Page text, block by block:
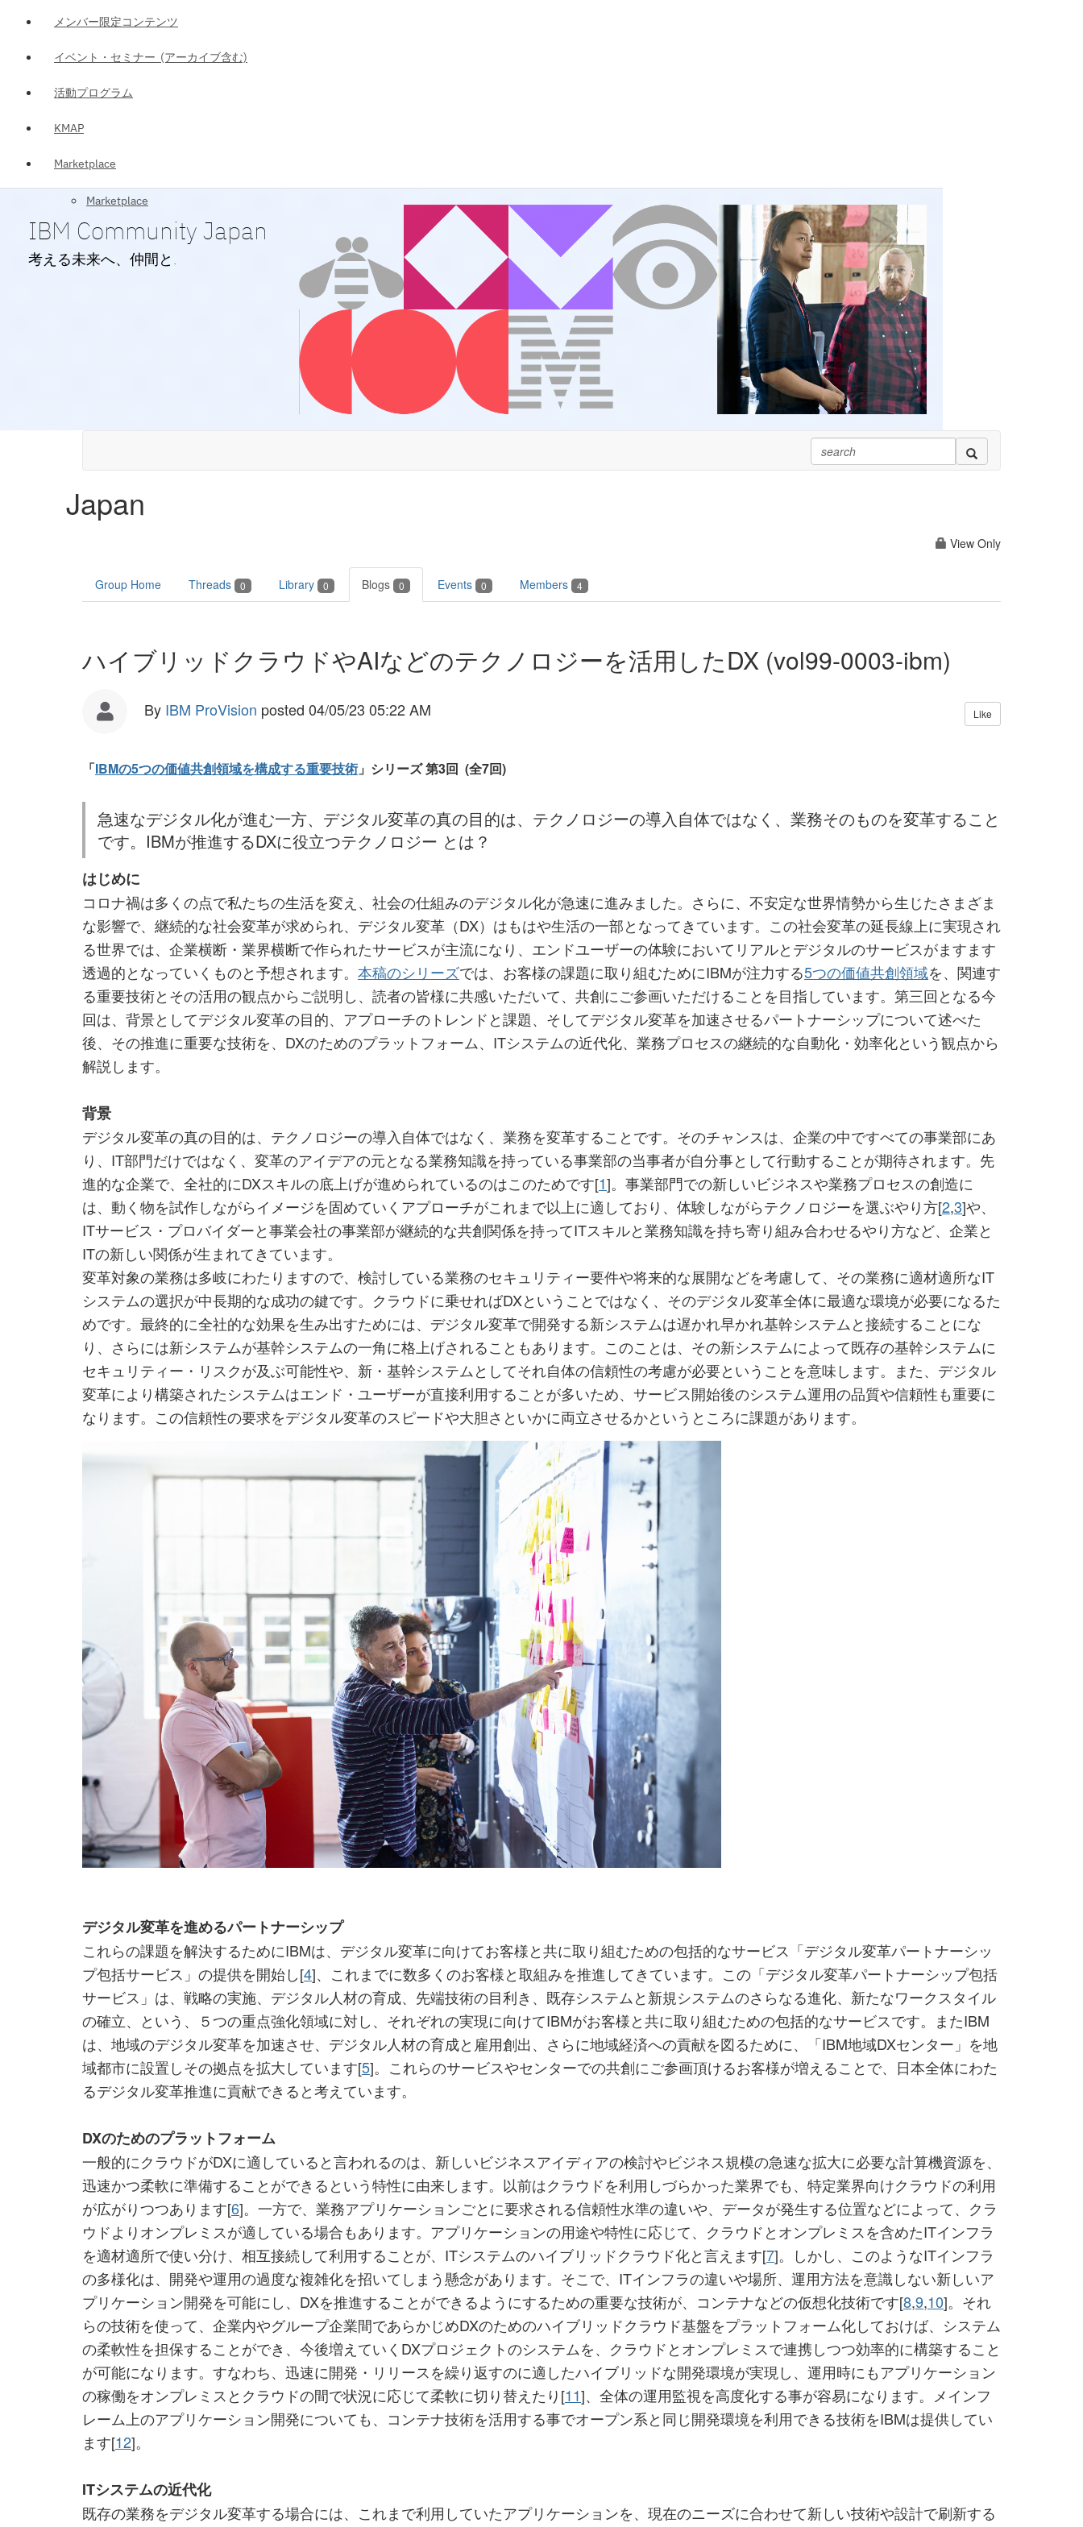
メンバー限定コンテンツ
イベント・セミナー (アーカイブ含む)
活動プログラム
KMAP
Marketplace
Marketplace
IBM Community Japan
考える未来へ、仲間と.
Japan
View Only
Group Home Threads 0 Library 0 Blogs 0 Events 0 Members 4
ハイブリッドクラウドやAIなどのテクノロジーを活用したDX (vol99-0003-ibm)
By IBM ProVision posted 04/05/23 05:22 AM Like
「IBMの5つの価値共創領域を構成する重要技術 」シリーズ 第3回 (全7回)
急速なデジタル化が進む一方、デジタル変革の真の目的は、テクノロジーの導入自体ではなく、業務そのものを変革すること
です。IBMが推進するDXに役立つテクノロジー とは？
はじめに
コロナ禍は多くの点で私たちの生活を変え、社会の仕組みのデジタル化が急速に進みました。さらに、不安定な世界情勢から生じたさまざま
な影響で、継続的な社会変革が求められ、デジタル変革（DX）はもはや生活の一部となってきています。この社会変革の延長線上に実現され
る世界では、企業横断・業界横断で作られたサービスが主流になり、エンドユーザーの体験においてリアルとデジタルのサービスがますます
透過的となっていくものと予想されます。 本稿のシリーズでは、お客様の課題に取り組むためにIBMが注力する5つの価値共創領域を、関連す
る重要技術とその活用の観点からご説明し、読者の皆様に共感いただいて、共創にご参画いただけることを目指しています。第三回となる今
回は、背景としてデジタル変革の目的、アプローチのトレンドと課題、そしてデジタル変革を加速させるパートナーシップについて述べた
後、その推進に重要な技術を、DXのためのプラットフォーム、ITシステムの近代化、業務プロセスの継続的な自動化・効率化という観点から
解説します。
背景
デジタル変革の真の目的は、テクノロジーの導入自体ではなく、業務を変革することです。そのチャンスは、企業の中ですべての事業部にあ
り、IT部門だけではなく、変革のアイデアの元となる業務知識を持っている事業部の当事者が自分事として行動することが期待されます。先
進的な企業で、全社的にDXスキルの底上げが進められているのはこのためです[1]。事業部門での新しいビジネスや業務プロセスの創造に
は、動く物を試作しながらイメージを固めていくアプローチがこれまで以上に適しており、体験しながらテクノロジーを選ぶやり方[2,3]や、
ITサービス・プロバイダーと事業会社の事業部が継続的な共創関係を持ってITスキルと業務知識を持ち寄り組み合わせるやり方など、企業と
ITの新しい関係が生まれてきています。
変革対象の業務は多岐にわたりますので、検討している業務のセキュリティー要件や将来的な展開などを考慮して、その業務に適材適所なIT
システムの選択が中長期的な成功の鍵です。クラウドに乗せればDXということではなく、そのデジタル変革全体に最適な環境が必要になるた
めです。最終的に全社的な効果を生み出すためには、デジタル変革で開発する新システムは遅かれ早かれ基幹システムと接続することにな
り、さらには新システムが基幹システムの一角に格上げされることもあります。このことは、その新システムによって既存の基幹システムに
セキュリティー・リスクが及ぶ可能性や、新・基幹システムとしてそれ自体の信頼性の考慮が必要ということを意味します。また、デジタル
変革により構築されたシステムはエンド・ユーザーが直接利用することが多いため、サービス開始後のシステム運用の品質や信頼性も重要に
なります。この信頼性の要求をデジタル変革のスピードや大胆さといかに両立させるかというところに課題があります。
デジタル変革を進めるパートナーシップ
これらの課題を解決するためにIBMは、デジタル変革に向けてお客様と共に取り組むための包括的なサービス「デジタル変革パートナーシッ
プ包括サービス」の提供を開始し[4]、これまでに数多くのお客様と取組みを推進してきています。この「デジタル変革パートナーシップ包括
サービス」は、戦略の実施、デジタル人材の育成、先端技術の目利き、既存システムと新規システムのさらなる進化、新たなワークスタイル
の確立、という、５つの重点強化領域に対し、それぞれの実現に向けてIBMがお客様と共に取り組むための包括的なサービスです。またIBM
は、地域のデジタル変革を加速させ、デジタル人材の育成と雇用創出、さらに地域経済への貢献を図るために、「IBM地域DXセンター」を地
域都市に設置しその拠点を拡大しています[5]。これらのサービスやセンターでの共創にご参画頂けるお客様が増えることで、日本全体にわた
るデジタル変革推進に貢献できると考えています。
DXのためのプラットフォーム
一般的にクラウドがDXに適していると言われるのは、新しいビジネスアイディアの検討やビジネス規模の急速な拡大に必要な計算機資源を、
迅速かつ柔軟に準備することができるという特性に由来します。以前はクラウドを利用しづらかった業界でも、特定業界向けクラウドの利用
が広がりつつあります[6]。一方で、業務アプリケーションごとに要求される信頼性水準の違いや、データが発生する位置などによって、クラ
ウドよりオンプレミスが適している場合もあります。アプリケーションの用途や特性に応じて、クラウドとオンプレミスを含めたITインフラ
を適材適所で使い分け、相互接続して利用することが、ITシステムのハイブリッドクラウド化と言えます[7]。しかし、このようなITインフラ
の多様化は、開発や運用の過度な複雑化を招いてしまう懸念があります。そこで、ITインフラの違いや場所、運用方法を意識しない新しいア
プリケーション開発を可能にし、DXを推進することができるようにするための重要な技術が、コンテナなどの仮想化技術です[8,9,10]。それ
らの技術を使って、企業内やグループ企業間であらかじめDXのためのハイブリッドクラウド基盤をプラットフォーム化しておけば、システム
の柔軟性を担保することができ、今後増えていくDXプロジェクトのシステムを、クラウドとオンプレミスで連携しつつ効率的に構築すること
が可能になります。すなわち、迅速に開発・リリースを繰り返すのに適したハイブリッドな開発環境が実現し、運用時にもアプリケーション
の稼働をオンプレミスとクラウドの間で状況に応じて柔軟に切り替えたり[11]、全体の運用監視を高度化する事が容易になります。メインフ
レーム上のアプリケーション開発についても、コンテナ技術を活用する事でオープン系と同じ開発環境を利用できる技術をIBMは提供してい
ます[12]。
ITシステムの近代化
既存の業務をデジタル変革する場合には、これまで利用していたアプリケーションを、現在のニーズに合わせて新しい技術や設計で刷新する